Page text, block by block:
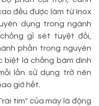
đều được làm từ Inox
dụng trong ngành
gỉ sét tuyệt đối,
phần trong nguyên
biệt là chống bám dính
lần sử dụng trở nên
giờ hết.
tim" của máy là động